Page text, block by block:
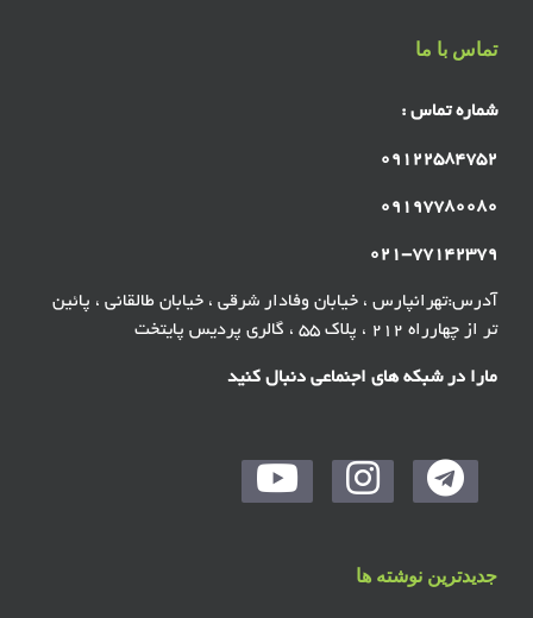
تماس با ما
شماره تماس :
۰۹۱۲۲۵۸۴۷۵۲
۰۹۱۹۷۷۸۰۰۸۰
۰۲۱-۷۷۱۴۲۳۷۹
آدرس:تهرانپارس ، خیابان وفادار شرقی ، خیابان طالقانی ، پائین
تر از چهارراه ۲۱۲ ، پلاک ۵۵ ، گالری پردیس پایتخت
مارا در شبکه های اجنماعی دنبال کنید
جدیدترین نوشته ها